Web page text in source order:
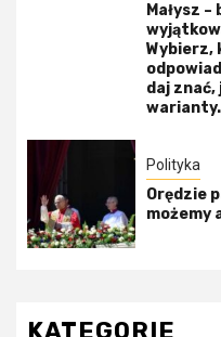
Małysz
Wybierz,
daj
warianty.
Polityka
Orędzie
możemy